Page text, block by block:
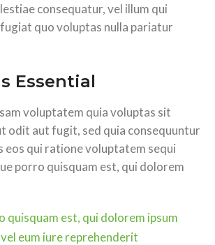
consequatur, vel illum qui
quo voluptas nulla pariatur
Essential
voluptatem quia voluptas sit
odit aut fugit, sed quia consequuntur
eos qui ratione voluptatem sequi
porro quisquam est, qui dolorem
quisquam est, qui dolorem ipsum
eum iure reprehenderit